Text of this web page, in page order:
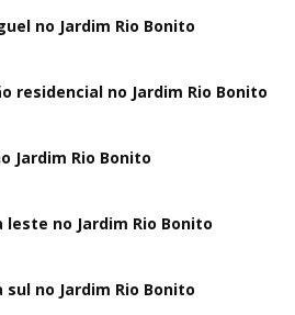
no Jardim Rio Bonito
residencial no Jardim Rio Bonito
Jardim Rio Bonito
no Jardim Rio Bonito
no Jardim Rio Bonito